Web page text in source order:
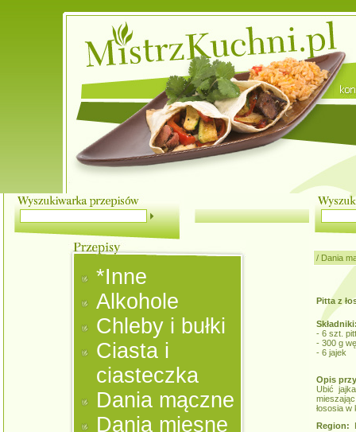
*Inne
Alkohole
Chleby i bułki
Ciasta i
ciasteczka
Dania mączne
Dania mięsne
/ Dania
Pitta z
- 6 szt.
- 300 g
- 6 jajek
Opis
Ubić
łososia
Region: